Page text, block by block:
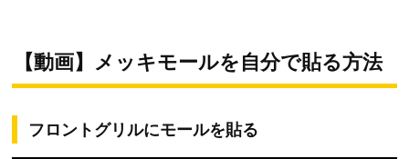
【動画】メッキモールを自分で貼る方法
フロントグリルにモールを貼る